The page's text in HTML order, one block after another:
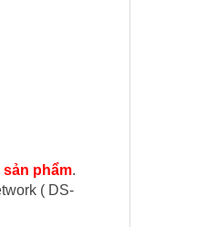
sản phẩm.
( DS-